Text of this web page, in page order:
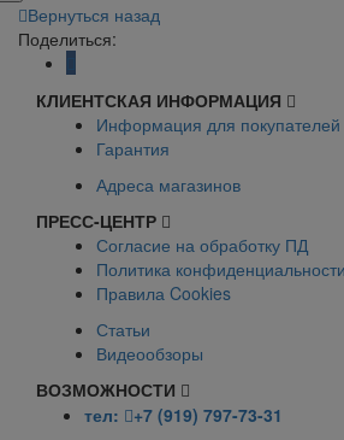
Вернуться назад
Поделиться:
КЛИЕНТСКАЯ ИНФОРМАЦИЯ
Информация для покупателей
Гарантия
Адреса магазинов
ПРЕСС-ЦЕНТР
Согласие на обработку ПД
Политика конфиденциальности
Правила Cookies
Статьи
Видеообзоры
ВОЗМОЖНОСТИ
тел:
+7 (919) 797-73-31